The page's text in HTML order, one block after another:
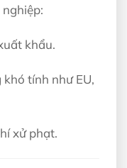
khẩu.
tính như EU,
xử phạt.